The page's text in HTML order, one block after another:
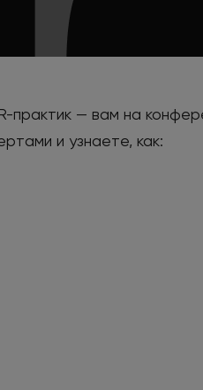
практик — вам на
и узнаете, как: